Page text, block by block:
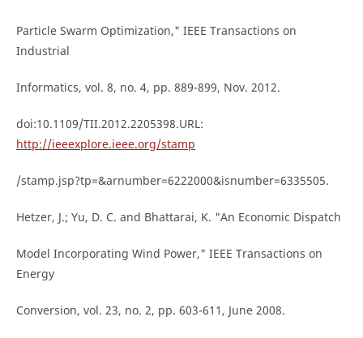
Particle Swarm Optimization," IEEE Transactions on
Industrial
Informatics, vol. 8, no. 4, pp. 889-899, Nov. 2012.
doi:10.1109/TII.2012.2205398.URL:
http://ieeexplore.ieee.org/stamp
/stamp.jsp?tp=&arnumber=6222000&isnumber=6335505.
Hetzer, J.; Yu, D. C. and Bhattarai, K. "An Economic Dispatch
Model Incorporating Wind Power," IEEE Transactions on
Energy
Conversion, vol. 23, no. 2, pp. 603-611, June 2008.